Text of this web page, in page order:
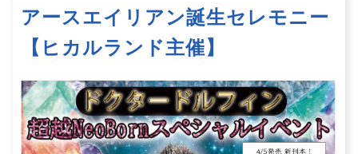
アースエイリアン誕生セレモニー
【ヒカルランド主催】